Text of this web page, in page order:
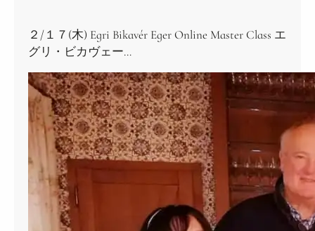
２/１７(木) Egri Bikavér Eger Online Master Class エ
グリ・ビカヴェー…